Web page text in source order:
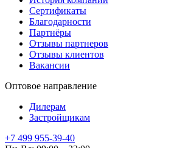
Сертификаты
Благодарности
Партнёры
Отзывы партнеров
Отзывы клиентов
Вакансии
Оптовое направление
Дилерам
Застройщикам
+7 499 955-39-40